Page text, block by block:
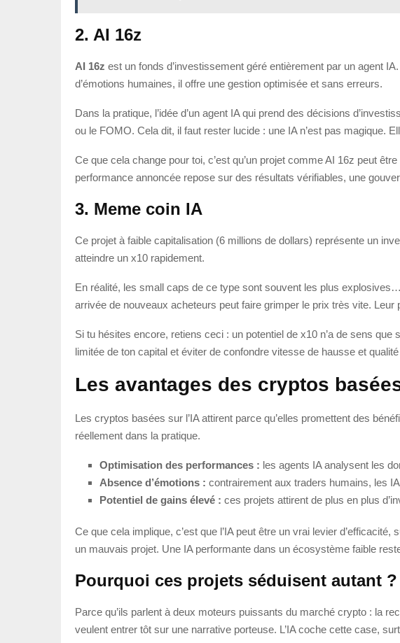
2. AI 16z
AI 16z est un fonds d’investissement géré entièrement par un agent
d’émotions humaines, il offre une gestion optimisée et sans erreurs.
Dans la pratique, l’idée d’un agent IA qui prend des décisions
ou le FOMO. Cela dit, il faut rester lucide : une IA n’est pas magique.
Ce que cela change pour toi, c’est qu’un projet comme AI 16z peut
performance annoncée repose sur des résultats vérifiables, une
3. Meme coin IA
Ce projet à faible capitalisation (6 millions de dollars) représente un
atteindre un x10 rapidement.
En réalité, les small caps de ce type sont souvent les plus
arrivée de nouveaux acheteurs peut faire grimper le prix très vite. Leur
Si tu hésites encore, retiens ceci : un potentiel de x10 n’a de sens
limitée de ton capital et éviter de confondre vitesse de hausse et
Les avantages des cryptos
Les cryptos basées sur l’IA attirent parce qu’elles promettent des
réellement dans la pratique.
Optimisation des performances : les agents IA analysent les
Absence d’émotions : contrairement aux traders humains, les
Potentiel de gains élevé : ces projets attirent de plus en plus
Ce que cela implique, c’est que l’IA peut être un vrai levier
un mauvais projet. Une IA performante dans un écosystème faible
Pourquoi ces projets séduisent autant ?
Parce qu’ils parlent à deux moteurs puissants du marché crypto : la
veulent entrer tôt sur une narrative porteuse. L’IA coche cette case,